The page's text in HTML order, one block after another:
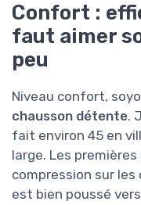
Confort :
faut aimer
peu
Niveau confort,
chausson détente.
fait environ 45 en
large. Les
compression sur
est bien poussé